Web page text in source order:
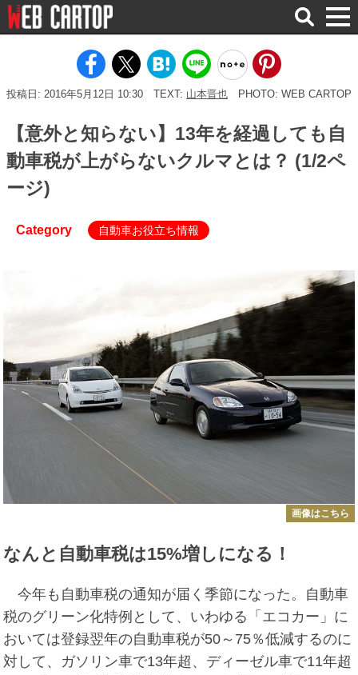
検
索
投稿日: 2016年5月12日 10:30 TEXT: 山本晋也 PHOTO: WEB CARTOP
【意外と知らない】13年を経過しても自
動車税が上がらないクルマとは？ (1/2ペ
ージ)
Category 自動車お役立ち情報
画像はこちら
なんと自動車税は15%増しになる！
今年も自動車税の通知が届く季節になった。自動車
税のグリーン化特例として、いわゆる「エコカー」に
おいては登録翌年の自動車税が50～75％低減するのに
対して、ガソリン車で13年超、ディーゼル車で11年超